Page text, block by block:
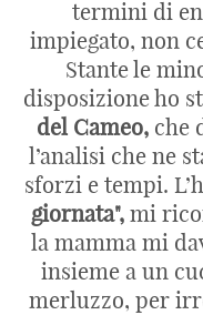
termini di
impiegato, non
Stante le
disposizione ho
del Cameo, che
l’analisi che ne
sforzi e tempi.
giornata", mi
la mamma mi
insieme a un
merluzzo, per